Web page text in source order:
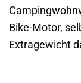
Bike-Motor,
Extragewicht